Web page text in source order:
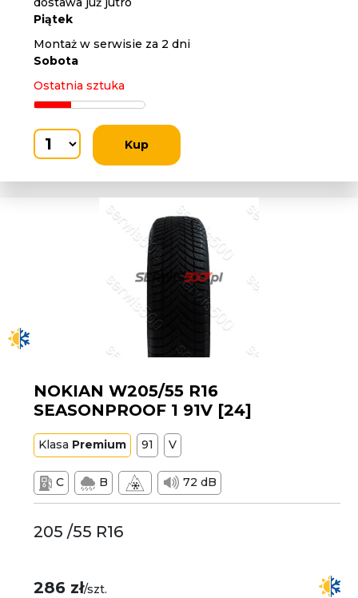
Piątek
Montaż w serwisie za 2 dni
Sobota
Ostatnia sztuka
Kup
NOKIAN W205/55 R16
SEASONPROOF 1 91V [24]
Klasa Premium 91 V
C B 72 dB
205 /55 R16
286 zł/szt.